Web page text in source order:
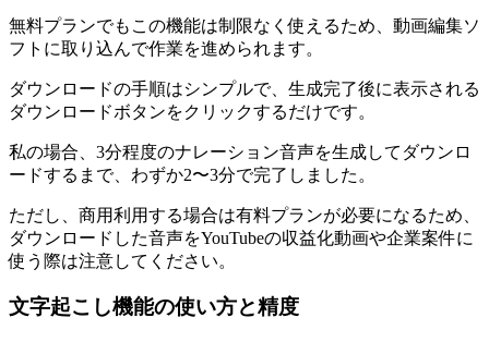
無料プランでもこの機能は制限なく使えるため、動画編集ソ
フトに取り込んで作業を進められます。
ダウンロードの手順はシンプルで、生成完了後に表示される
ダウンロードボタンをクリックするだけです。
私の場合、3分程度のナレーション音声を生成してダウンロ
ードするまで、わずか2〜3分で完了しました。
ただし、商用利用する場合は有料プランが必要になるため、
ダウンロードした音声をYouTubeの収益化動画や企業案件に
使う際は注意してください。
文字起こし機能の使い方と精度